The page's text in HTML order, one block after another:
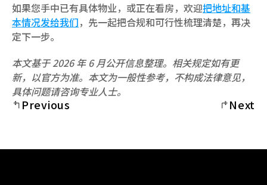
如果您手中已有具体物业，或正在看房，欢迎把地址和基
本情况发给我们，先一起把合规和可行性梳理清楚，再决
定下一步。
本文基于 2026 年 6 月公开信息整理。相关规定如有更
新，以官方为准。本文为一般性参考，不构成法律意见，
具体问题请咨询专业人士。
Previous Next